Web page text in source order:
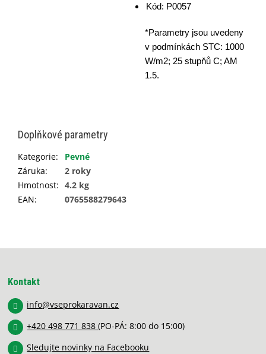
Kód: P0057
*Parametry jsou uvedeny
v podmínkách STC: 1000
W/m2; 25 stupňů C; AM
1.5.
Doplňkové parametry
Kategorie:
Pevné
Záruka:
2 roky
Hmotnost: 4.2 kg
EAN: 0765588279643
Kontakt
info@vseprokaravan.cz
+420 498 771 838(PO-PÁ: 8:00 do 15:00)
Sledujte novinky na Facebooku